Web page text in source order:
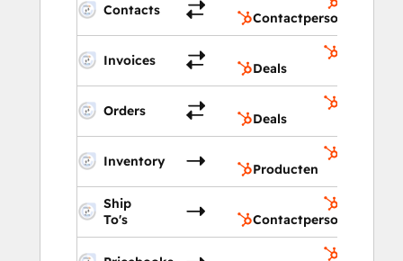
Contacts
Contactpersonen
Invoices
Deals
Orders
Deals
Inventory
Producten
Ship
To's
Contactpersonen